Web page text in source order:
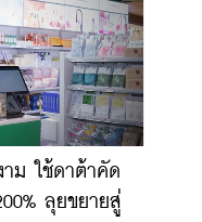
ม ใช้ดาต้าคัด
ลุยขยายสู่